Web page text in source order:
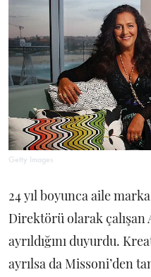
Getty Images
24 yıl boyunca aile
Direktörü olarak
ayrıldığını duyurdu.
ayrılsa da Missoni’den